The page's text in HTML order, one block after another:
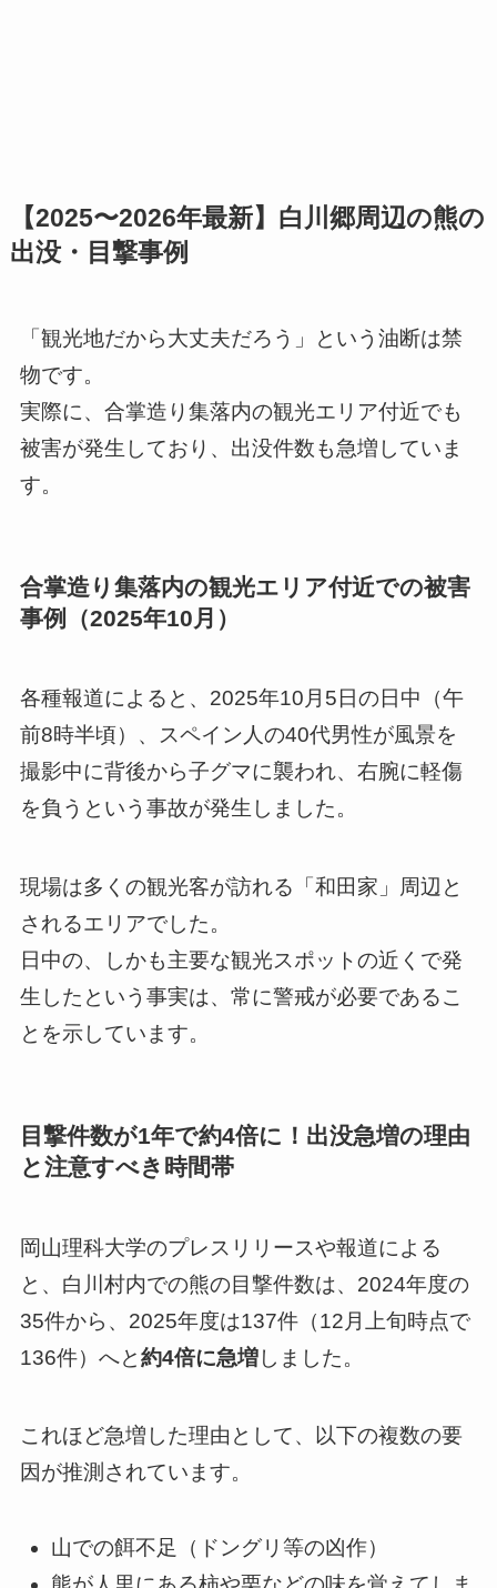
【2025〜2026年最新】白川郷周辺の熊の
出没・目撃事例
「観光地だから大丈夫だろう」という油断は禁
物です。
実際に、合掌造り集落内の観光エリア付近でも
被害が発生しており、出没件数も急増していま
す。
合掌造り集落内の観光エリア付近での被害
事例（2025年10月）
各種報道によると、2025年10月5日の日中（午
前8時半頃）、スペイン人の40代男性が風景を
撮影中に背後から子グマに襲われ、右腕に軽傷
を負うという事故が発生しました。
現場は多くの観光客が訪れる「和田家」周辺と
されるエリアでした。
日中の、しかも主要な観光スポットの近くで発
生したという事実は、常に警戒が必要であるこ
とを示しています。
目撃件数が1年で約4倍に！出没急増の理由
と注意すべき時間帯
岡山理科大学のプレスリリースや報道による
と、白川村内での熊の目撃件数は、2024年度の
35件から、2025年度は137件（12月上旬時点で
136件）へと約4倍に急増しました。
これほど急増した理由として、以下の複数の要
因が推測されています。
山での餌不足（ドングリ等の凶作）